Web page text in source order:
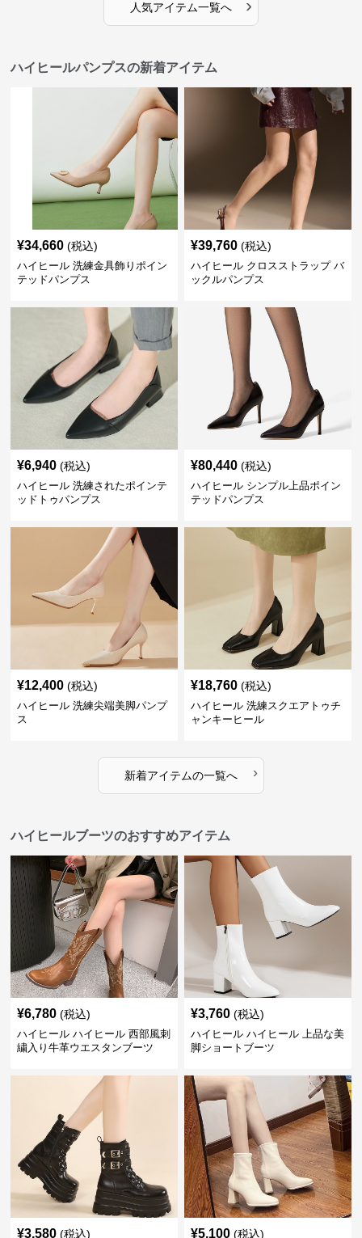
人気アイテム一覧へ ›
ハイヒールパンプスの新着アイテム
¥34,660 (税込)
ハイヒール 洗練金具飾りポイン
テッドパンプス
¥39,760 (税込)
ハイヒール クロスストラップ バ
ックルパンプス
¥6,940 (税込)
ハイヒール 洗練されたポインテ
ッドトゥパンプス
¥80,440 (税込)
ハイヒール シンプル上品ポイン
テッドパンプス
¥12,400 (税込)
ハイヒール 洗練尖端美脚パンプ
ス
¥18,760 (税込)
ハイヒール 洗練スクエアトゥチ
ャンキーヒール
新着アイテムの一覧へ ›
ハイヒールブーツのおすすめアイテム
¥6,780 (税込)
ハイヒール ハイヒール 西部風刺
繍入り牛革ウエスタンブーツ
¥3,760 (税込)
ハイヒール ハイヒール 上品な美
脚ショートブーツ
¥3,580 (税込) ¥5,100 (税込)